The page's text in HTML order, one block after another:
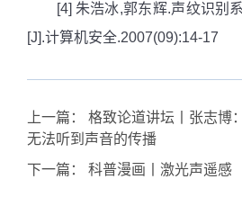
[4] 朱浩冰,郭东辉.声纹识别
[J].计算机安全.2007(09):14-17
上一篇：
格致论道讲坛丨张志博
无法听到声音的传播
下一篇：
科普漫画丨激光声遥感